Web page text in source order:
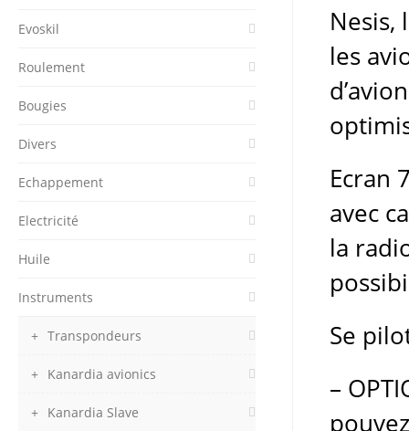
Nesis,
les
Ecran
avec
la
Se
–
Evoskil
Roulement
Bougies
Divers
Echappement
Electricité
Huile
Instruments
Transpondeurs
Kanardia avionics
Kanardia Slave